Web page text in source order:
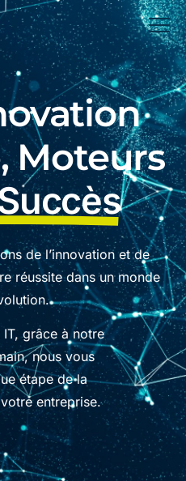
Moteurs
de l’innovation et de
réussite dans un monde
IT, grâce à notre
nous vous
étape de la
entreprise.